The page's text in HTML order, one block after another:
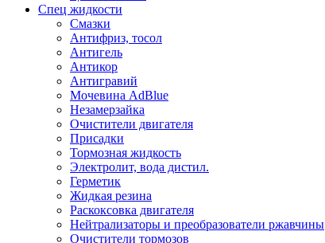
Спец жидкости
Смазки
Антифриз, тосол
Антигель
Антикор
Антигравий
Мочевина AdBlue
Незамерзайка
Очистители двигателя
Присадки
Тормозная жидкость
Электролит, вода дистил.
Герметик
Жидкая резина
Раскоксовка двигателя
Нейтрализаторы и преобразователи ржавчины
Очистители тормозов